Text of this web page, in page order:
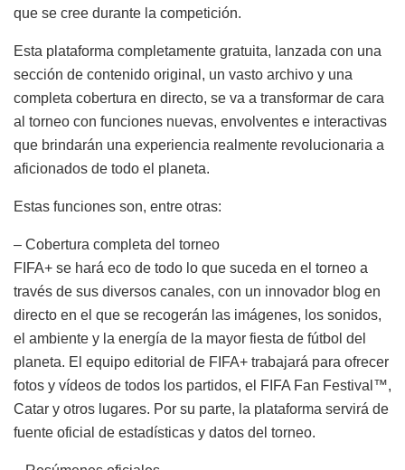
que se cree durante la competición.
Esta plataforma completamente gratuita, lanzada con una
sección de contenido original, un vasto archivo y una
completa cobertura en directo, se va a transformar de cara
al torneo con funciones nuevas, envolventes e interactivas
que brindarán una experiencia realmente revolucionaria a
aficionados de todo el planeta.
Estas funciones son, entre otras:
– Cobertura completa del torneo
FIFA+ se hará eco de todo lo que suceda en el torneo a
través de sus diversos canales, con un innovador blog en
directo en el que se recogerán las imágenes, los sonidos,
el ambiente y la energía de la mayor fiesta de fútbol del
planeta. El equipo editorial de FIFA+ trabajará para ofrecer
fotos y vídeos de todos los partidos, el FIFA Fan Festival™,
Catar y otros lugares. Por su parte, la plataforma servirá de
fuente oficial de estadísticas y datos del torneo.